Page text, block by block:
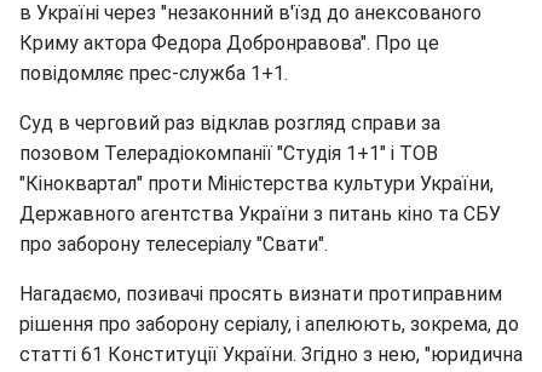
в Україні через "незаконний в'їзд до анексованого
Криму актора Федора Добронравова". Про це
повідомляє прес-служба 1+1.
Суд в черговий раз відклав розгляд справи за
позовом Телерадіокомпанії "Студія 1+1" і ТОВ
"Кіноквартал" проти Міністерства культури України,
Державного агентства України з питань кіно та СБУ
про заборону телесеріалу "Свати".
Нагадаємо, позивачі просять визнати протиправним
рішення про заборону серіалу, і апелюють, зокрема, до
статті 61 Конституції України. Згідно з нею, "юридична